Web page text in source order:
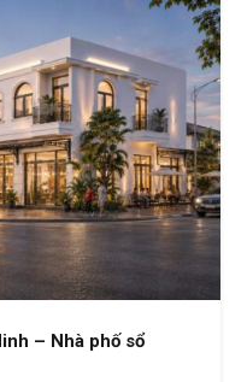
– Nhà phố sổ